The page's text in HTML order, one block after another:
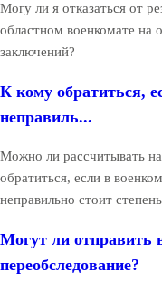
Могу ли я отказаться от
областном военкомате
заключений?
К кому обратиться,
неправиль...
Можно ли рассчитывать
обратиться, если в
неправильно стоит
Могут ли отправить
переобследование?